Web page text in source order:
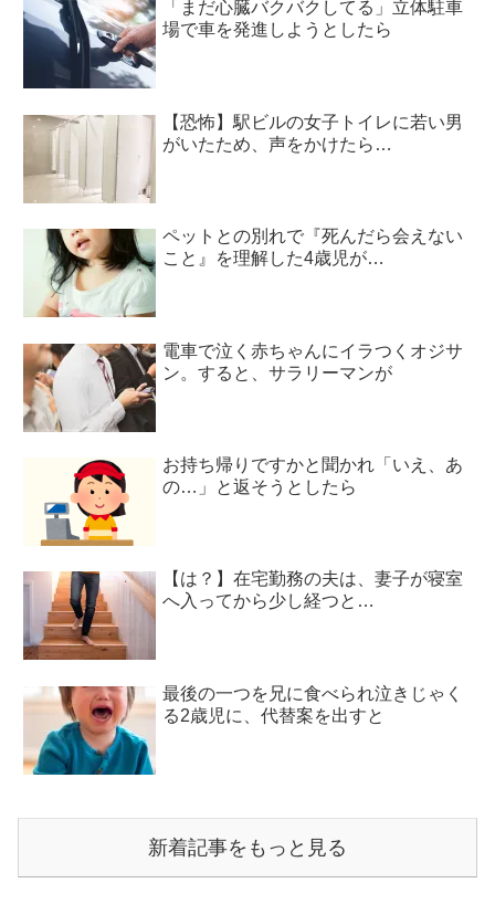
「まだ心臓バクバクしてる」立体駐車
場で車を発進しようとしたら
【恐怖】駅ビルの女子トイレに若い男
がいたため、声をかけたら…
ペットとの別れで『死んだら会えない
こと』を理解した4歳児が…
電車で泣く赤ちゃんにイラつくオジサ
ン。すると、サラリーマンが
お持ち帰りですかと聞かれ「いえ、あ
の…」と返そうとしたら
【は？】在宅勤務の夫は、妻子が寝室
へ入ってから少し経つと…
最後の一つを兄に食べられ泣きじゃく
る2歳児に、代替案を出すと
新着記事をもっと見る